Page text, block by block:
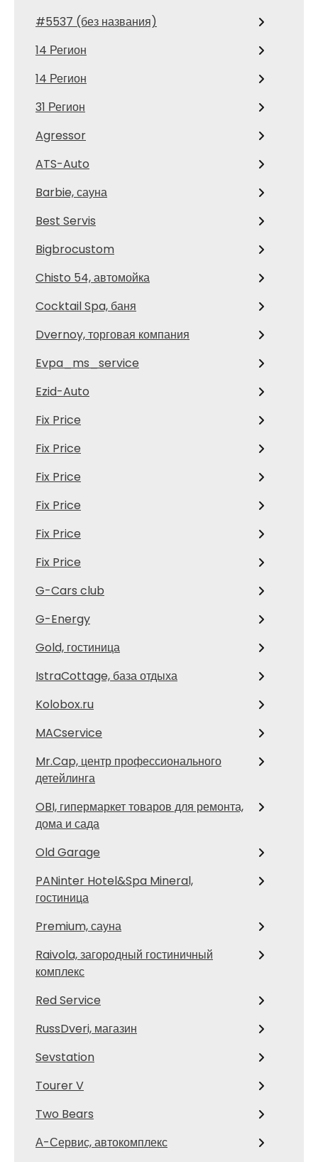
#5537 (без названия)
14 Регион
14 Регион
31 Регион
Agressor
ATS-Auto
Barbie, сауна
Best Servis
Bigbrocustom
Chisto 54, автомойка
Cocktail Spa, баня
Dvernoy, торговая компания
Evpa_ms_service
Ezid-Auto
Fix Price
Fix Price
Fix Price
Fix Price
Fix Price
Fix Price
G-Cars club
G-Energy
Gold, гостиница
IstraCottage, база отдыха
Kolobox.ru
MACservice
Mr.Cap, центр профессионального
детейлинга
OBI, гипермаркет товаров для ремонта,
дома и сада
Old Garage
PANinter Hotel&Spa Mineral,
гостиница
Premium, сауна
Raivola, загородный гостиничный
комплекс
Red Service
RussDveri, магазин
Sevstation
Tourer V
Two Bears
А-Сервис, автокомплекс